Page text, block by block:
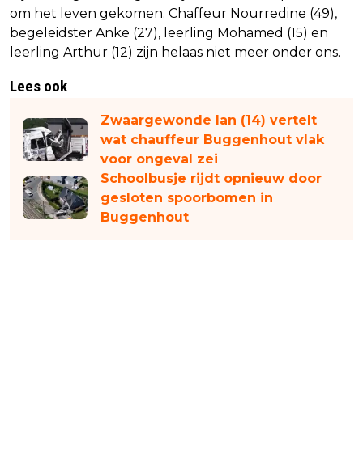
om het leven gekomen. Chaffeur Nourredine (49),
begeleidster Anke (27), leerling Mohamed (15) en
leerling Arthur (12) zijn helaas niet meer onder ons.
Lees ook
Zwaargewonde Ian (14) vertelt
wat chauffeur Buggenhout vlak
voor ongeval zei
Schoolbusje rijdt opnieuw door
gesloten spoorbomen in
Buggenhout